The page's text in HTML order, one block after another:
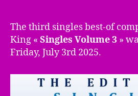
The third singles best-of
King « Singles Volume 3 »
Friday, July 3rd 2025.